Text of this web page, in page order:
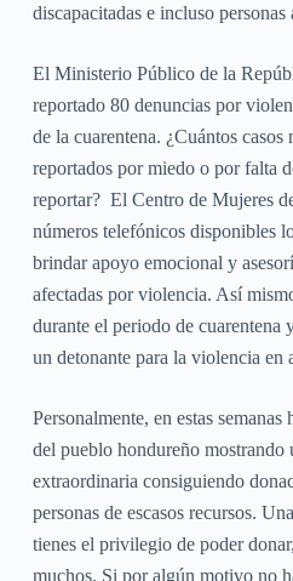
discapacitadas e incluso personas
El Ministerio Público de la
reportado 80 denuncias por
de la cuarentena. ¿Cuántos casos
reportados por miedo o por falta
reportar? El Centro de Mujeres
números telefónicos disponibles
brindar apoyo emocional y
afectadas por violencia. Así
durante el periodo de cuarentena
un detonante para la violencia en
Personalmente, en estas
del pueblo hondureño mostrando
extraordinaria consiguiendo
personas de escasos recursos.
tienes el privilegio de poder
muchos. Si por algún motivo no